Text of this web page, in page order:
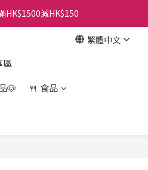
HK$1500減HK$150
繁體中文
區
🐶
🍴 食品